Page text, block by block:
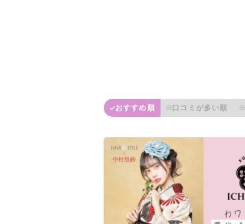
おすすめ順 口コミが多い順